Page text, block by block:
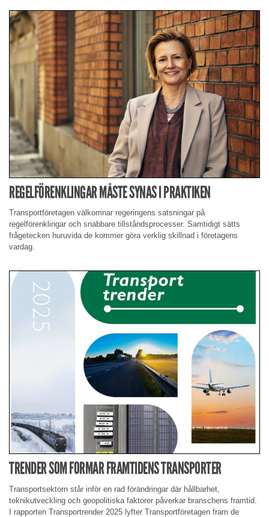
REGELFÖRENKLINGAR MÅSTE SYNAS I PRAKTIKEN
Transportföretagen välkomnar regeringens satsningar på
regelförenklingar och snabbare tillståndsprocesser. Samtidigt sätts
frågetecken huruvida de kommer göra verklig skillnad i företagens
vardag.
TRENDER SOM FORMAR FRAMTIDENS TRANSPORTER
Transportsektorn står inför en rad förändringar där hållbarhet,
teknikutveckling och geopolitiska faktorer påverkar branschens framtid.
I rapporten Transportrender 2025 lyfter Transportföretagen fram de